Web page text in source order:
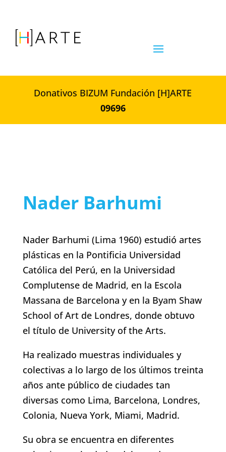
Donativos BIZUM Fundación [H]ARTE
09696
Nader Barhumi
Nader Barhumi (Lima 1960) estudió
artes plásticas en la Pontificia
Universidad Católica del Perú, en la
Universidad Complutense de Madrid, en
la Escola Massana de Barcelona y en la
Byam Shaw School of Art de Londres,
donde obtuvo el título de University of
Ha realizado muestras individuales y
colectivas a lo largo de los últimos
treinta años ante público de ciudades
tan diversas como Lima, Barcelona,
Madrid.